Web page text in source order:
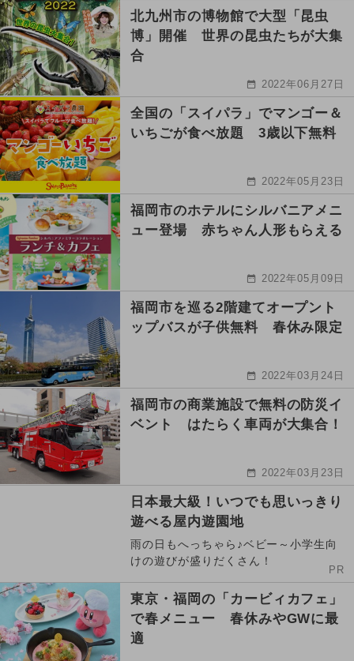
北九州市の博物館で大型「昆虫
博」開催 世界の昆虫たちが大集
合
2022年06月27日
全国の「スイパラ」でマンゴー＆
いちごが食べ放題 3歳以下無料
2022年05月23日
福岡市のホテルにシルバニアメニ
ュー登場 赤ちゃん人形もらえる
2022年05月09日
福岡市を巡る2階建てオープント
ップバスが子供無料 春休み限定
2022年03月24日
福岡市の商業施設で無料の防災イ
ベント はたらく車両が大集合！
2022年03月23日
日本最大級！いつでも思いっきり
遊べる屋内遊園地
雨の日もへっちゃら♪ベビー～小学生向
けの遊びが盛りだくさん！
PR
東京・福岡の「カービィカフェ」
で春メニュー 春休みやGWに最
適